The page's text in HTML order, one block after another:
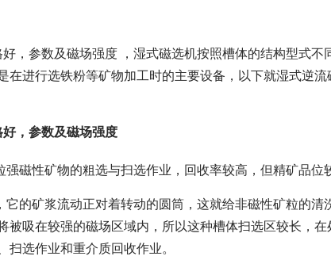
，参数及磁场强度 ，湿式磁选机按照槽体的结构型式
在进行选铁粉等矿物加工时的主要设备，以下就湿式逆
，参数及磁场强度
磁性矿物的粗选与扫选作业，回收率较高，但精矿品位
的矿浆流动正对着转动的圆筒，这就给非磁性矿粒的清
被吸在较强的磁场区域内，所以这种槽体扫选区较长，
选作业和重介质回收作业。